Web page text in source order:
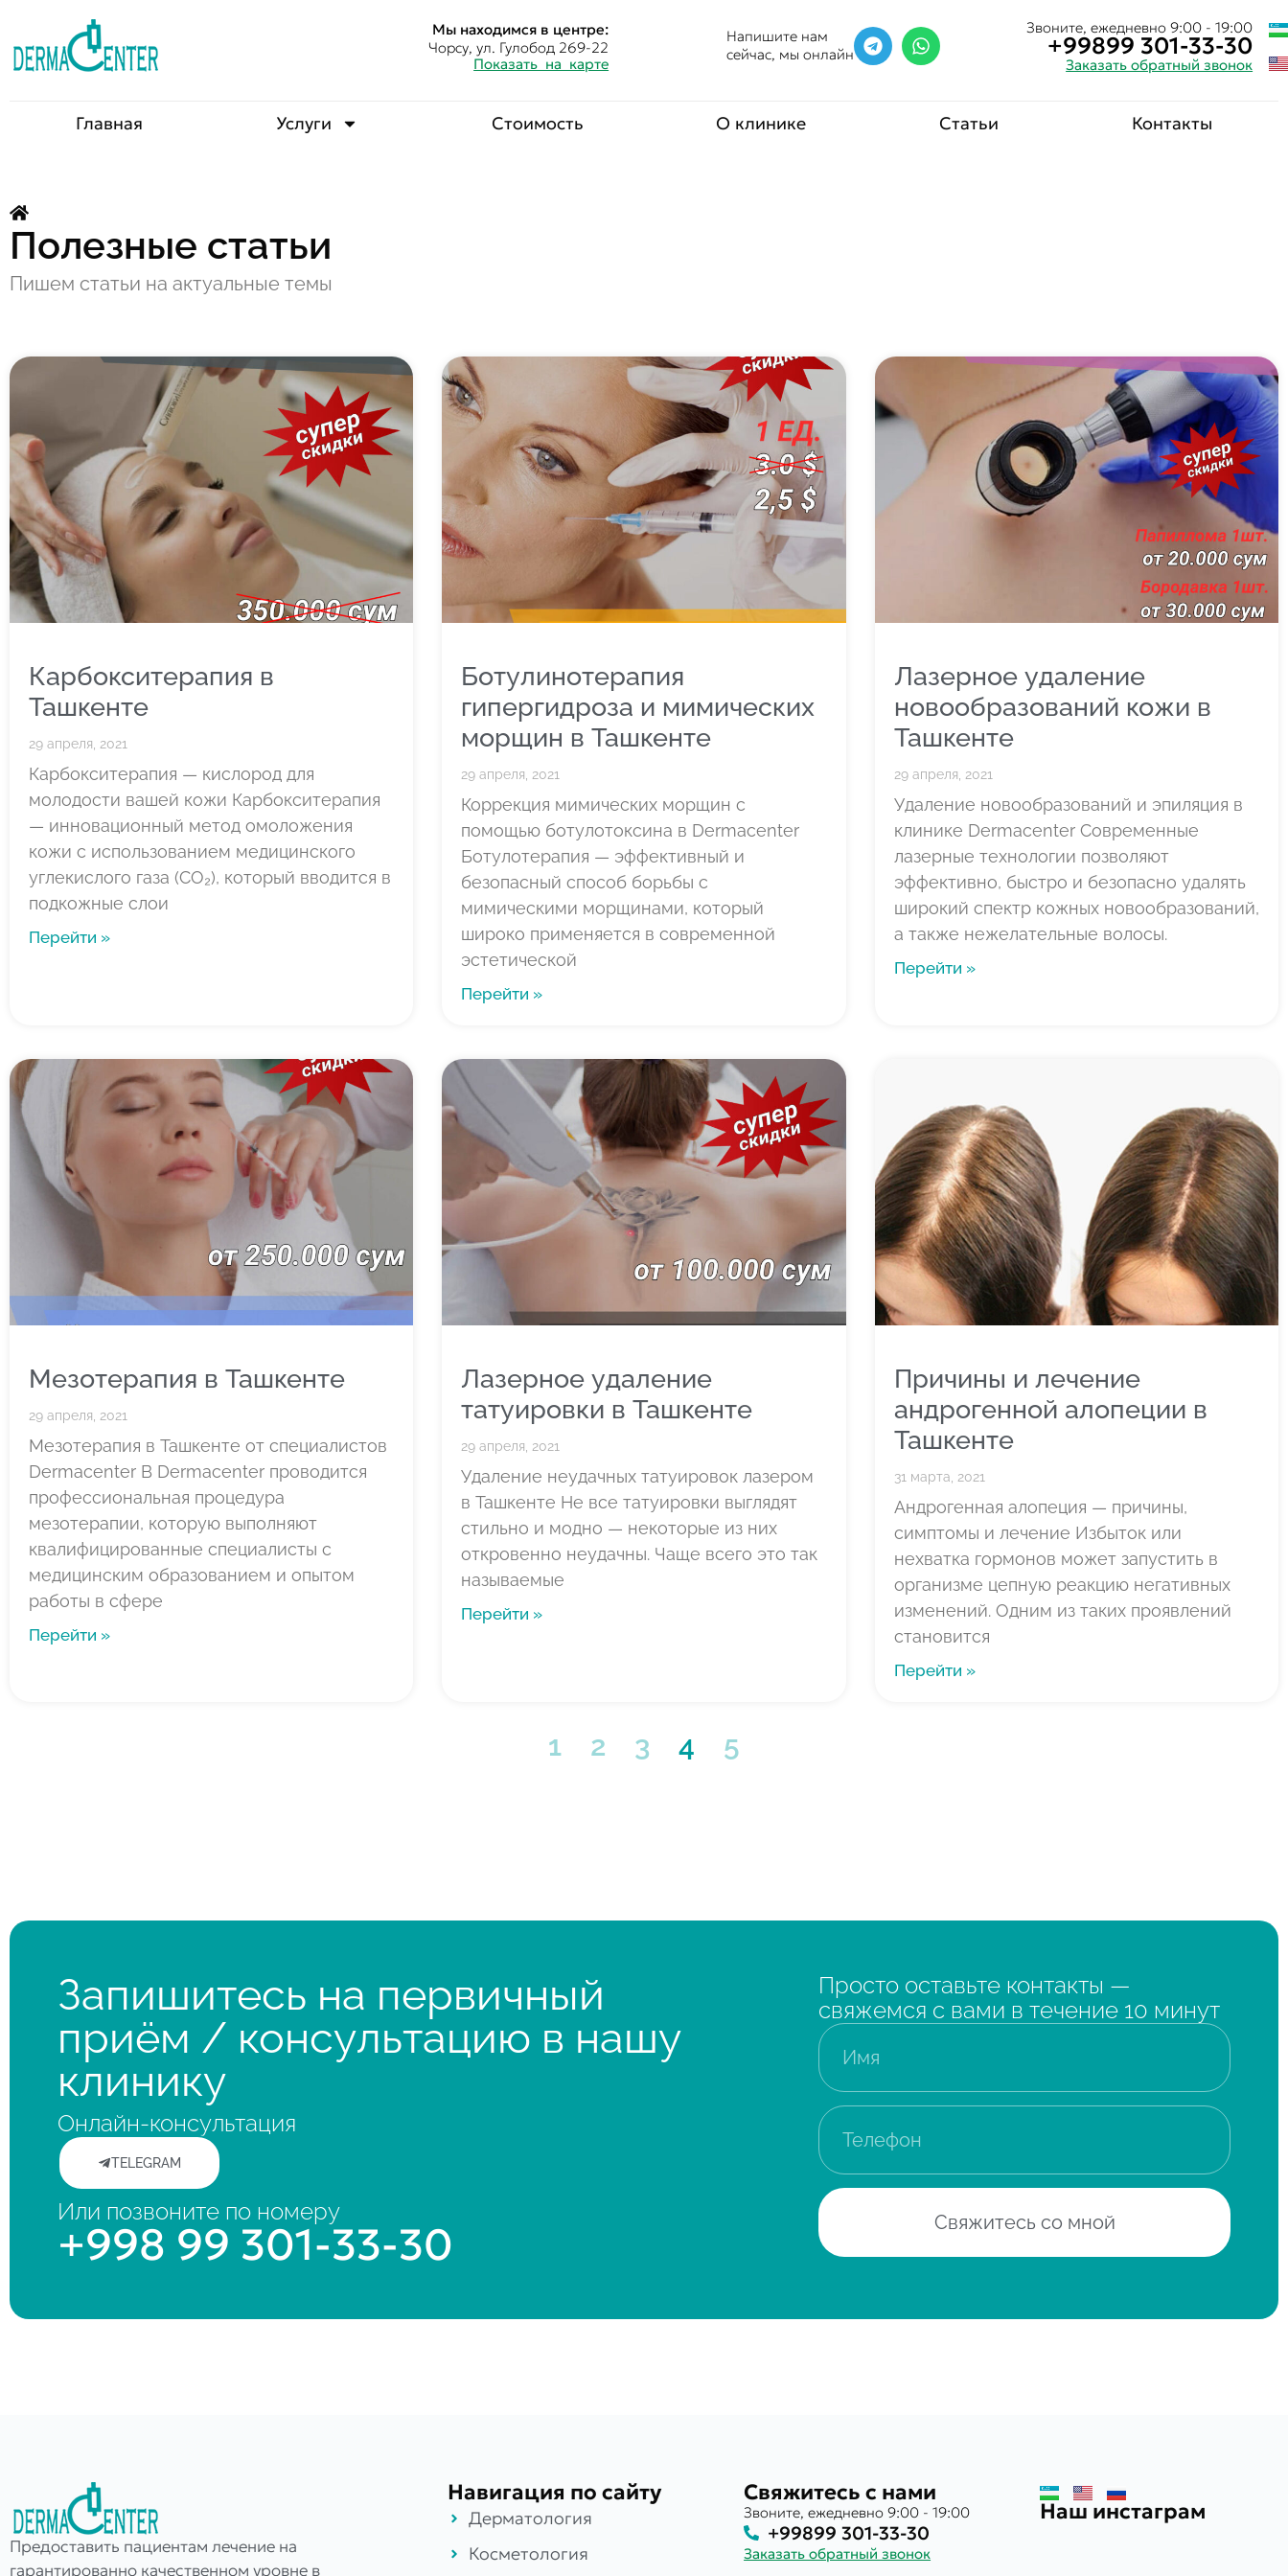
Мы находимся в центре:
Чорсу, ул. Гулобод 269-22
Показать на карте
Напишите нам
сейчас, мы онлайн
Звоните, ежедневно 9:00 - 19:00
+99899 301-33-30
Заказать обратный звонок
Главная Услуги Стоимость О клинике Статьи Контакты
Полезные статьи
Пишем статьи на актуальные темы
Карбокситерапия в
Ташкенте
29 апреля, 2021
Карбокситерапия — кислород для
молодости вашей кожи Карбокситерапия
— инновационный метод омоложения
кожи с использованием медицинского
углекислого газа (CO₂), который вводится в
подкожные слои
Перейти »
Ботулинотерапия
гипергидроза и мимических
морщин в Ташкенте
29 апреля, 2021
Коррекция мимических морщин с
помощью ботулотоксина в Dermacenter
Ботулотерапия — эффективный и
безопасный способ борьбы с
мимическими морщинами, который
широко применяется в современной
эстетической
Перейти »
Лазерное удаление
новообразований кожи в
Ташкенте
29 апреля, 2021
Удаление новообразований и эпиляция в
клинике Dermacenter Современные
лазерные технологии позволяют
эффективно, быстро и безопасно удалять
широкий спектр кожных новообразований,
а также нежелательные волосы.
Перейти »
Мезотерапия в Ташкенте
29 апреля, 2021
Мезотерапия в Ташкенте от специалистов
Dermacenter В Dermacenter проводится
профессиональная процедура
мезотерапии, которую выполняют
квалифицированные специалисты с
медицинским образованием и опытом
работы в сфере
Перейти »
Лазерное удаление
татуировки в Ташкенте
29 апреля, 2021
Удаление неудачных татуировок лазером
в Ташкенте Не все татуировки выглядят
стильно и модно — некоторые из них
откровенно неудачны. Чаще всего это так
называемые
Перейти »
Причины и лечение
андрогенной алопеции в
Ташкенте
31 марта, 2021
Андрогенная алопеция — причины,
симптомы и лечение Избыток или
нехватка гормонов может запустить в
организме цепную реакцию негативных
изменений. Одним из таких проявлений
становится
Перейти »
1 2 3 4 5
Запишитесь на первичный
приём / консультацию в нашу
клинику
Онлайн-консультация
TELEGRAM
Или позвоните по номеру
+998 99 301-33-30
Просто оставьте контакты —
свяжемся с вами в течение 10 минут
Свяжитесь со мной
Предоставить пациентам лечение на
гарантированно качественном уровне в
Навигация по сайту
Дерматология
Косметология
Свяжитесь с нами
Звоните, ежедневно 9:00 - 19:00
+99899 301-33-30
Заказать обратный звонок
Наш инстаграм